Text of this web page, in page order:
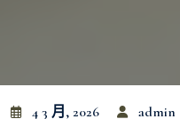
4 3 月, 2026 admin